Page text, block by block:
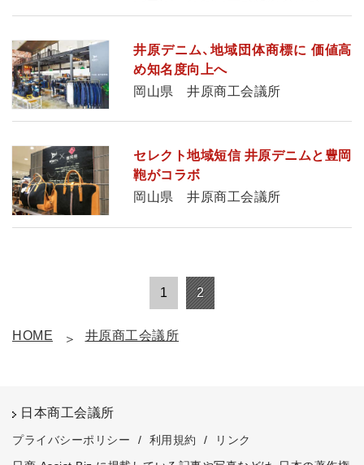
井原デニム、地域団体商標に 価値高
め知名度向上へ
岡山県 井原商工会議所
セレクト地域短信 井原デニムと豊岡
鞄がコラボ
岡山県 井原商工会議所
1 2
HOME 井原商工会議所
日本商工会議所
プライバシーポリシー / 利用規約 /
リンク